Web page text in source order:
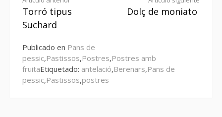
Seguir
leyendo
Torró tipus
Suchard
Dolç de moniato
Publicado en Pans de
pessic,Pastissos,Postres,Postres amb
fruitaEtiquetado: antelació,Berenars,Pans de
pessic,Pastissos,postres